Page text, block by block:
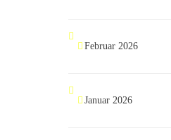
Februar 2026
Januar 2026